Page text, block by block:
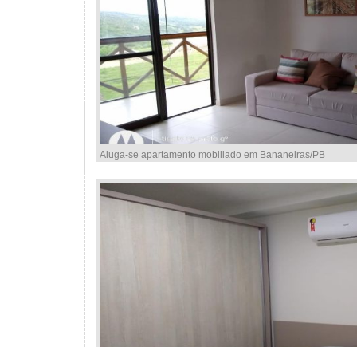
Aluga-se apartamento mobiliado em Bananeiras/PB